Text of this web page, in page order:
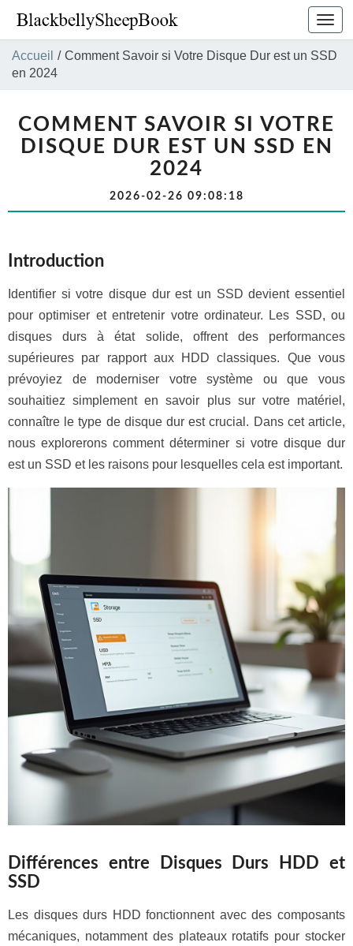
la
Accueil / Comment Savoir si Votre Disque Dur est un SSD
en 2024
COMMENT SAVOIR SI VOTRE
DISQUE DUR EST UN SSD EN
2024
2026-02-26 09:08:18
Introduction
Identifier si votre disque dur est un SSD devient essentiel
pour optimiser et entretenir votre ordinateur. Les SSD, ou
disques durs à état solide, offrent des performances
supérieures par rapport aux HDD classiques. Que vous
prévoyiez de moderniser votre système ou que vous
souhaitiez simplement en savoir plus sur votre matériel,
connaître le type de disque dur est crucial. Dans cet article,
nous explorerons comment déterminer si votre disque dur
est un SSD et les raisons pour lesquelles cela est important.
Différences entre Disques Durs HDD et
SSD
Les disques durs HDD fonctionnent avec des composants
mécaniques, notamment des plateaux rotatifs pour stocker